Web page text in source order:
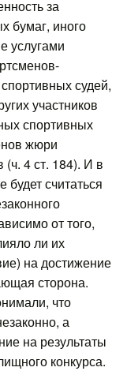
за
бумаг, иного
услугами
судей,
участников
спортивных
жюри
4 ст. 184). И в
будет считаться
от того,
ли их
на достижение
сторона.
что
а
на результаты
конкурса.